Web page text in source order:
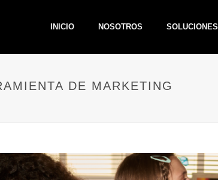
INICIO NOSOTROS SOLUCIONES
DE MARKETING